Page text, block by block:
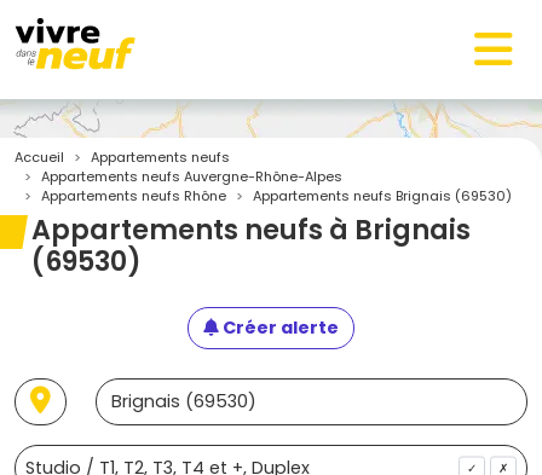
Accueil
Appartements neufs
Appartements neufs Auvergne-Rhône-Alpes
Appartements neufs Rhône
Appartements neufs Brignais (69530)
Appartements neufs à Brignais
(69530)
Créer alerte
✓ ✗